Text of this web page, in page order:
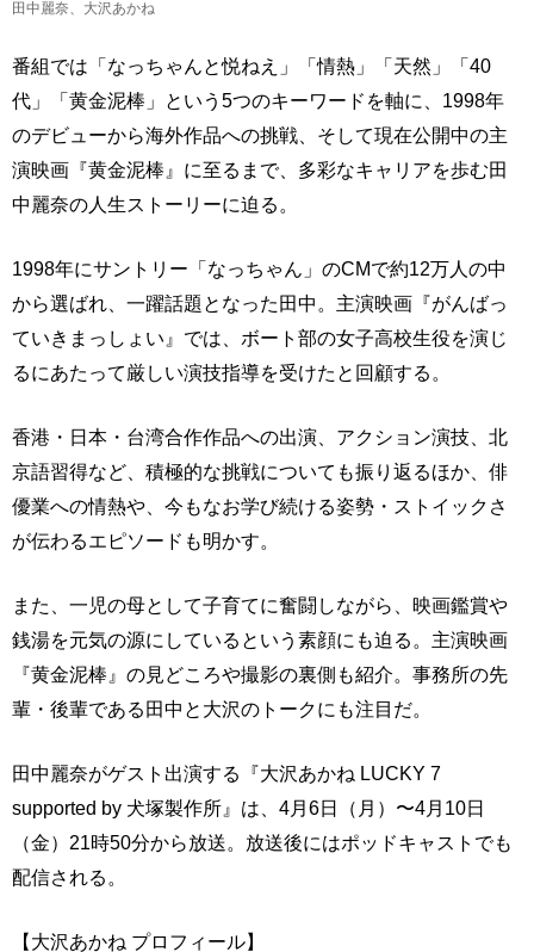
田中麗奈、大沢あかね
番組では「なっちゃんと悦ねえ」「情熱」「天然」「40
代」「黄金泥棒」という5つのキーワードを軸に、1998年
のデビューから海外作品への挑戦、そして現在公開中の主
演映画『黄金泥棒』に至るまで、多彩なキャリアを歩む田
中麗奈の人生ストーリーに迫る。
1998年にサントリー「なっちゃん」のCMで約12万人の中
から選ばれ、一躍話題となった田中。主演映画『がんばっ
ていきまっしょい』では、ボート部の女子高校生役を演じ
るにあたって厳しい演技指導を受けたと回顧する。
香港・日本・台湾合作作品への出演、アクション演技、北
京語習得など、積極的な挑戦についても振り返るほか、俳
優業への情熱や、今もなお学び続ける姿勢・ストイックさ
が伝わるエピソードも明かす。
また、一児の母として子育てに奮闘しながら、映画鑑賞や
銭湯を元気の源にしているという素顔にも迫る。主演映画
『黄金泥棒』の見どころや撮影の裏側も紹介。事務所の先
輩・後輩である田中と大沢のトークにも注目だ。
田中麗奈がゲスト出演する『大沢あかね LUCKY 7
supported by 犬塚製作所』は、4月6日（月）〜4月10日
（金）21時50分から放送。放送後にはポッドキャストでも
配信される。
【大沢あかね プロフィール】